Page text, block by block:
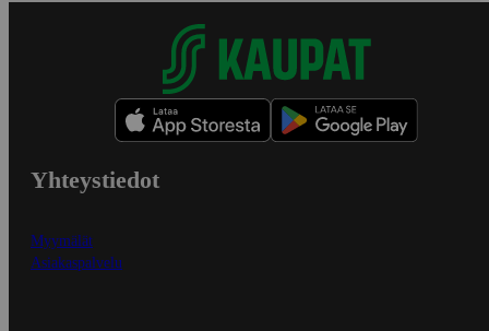
Yhteystiedot
Myymälät
Asiakaspalvelu